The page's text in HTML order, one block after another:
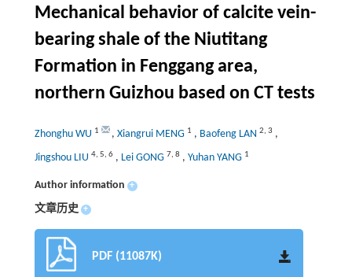
Mechanical behavior of calcite vein-
bearing shale of the Niutitang
Formation in Fenggang area,
northern Guizhou based on CT tests
Zhonghu WU 1 , Xiangrui MENG 1 , Baofeng LAN 2, 3 ,
Jingshou LIU 4, 5, 6, Lei GONG 7, 8 , Yuhan YANG 1
Author information +
文章历史 +
PDF (11087K)